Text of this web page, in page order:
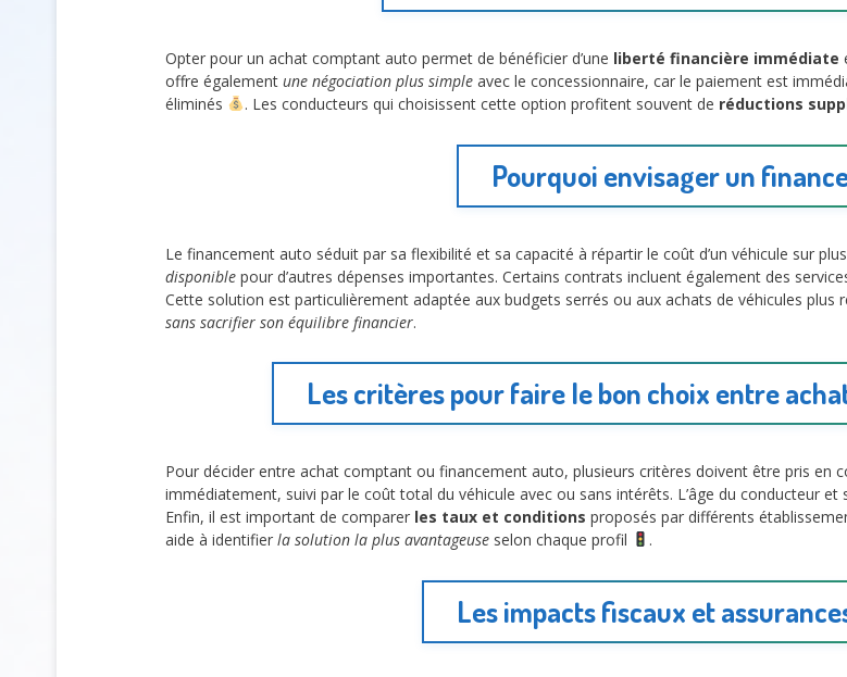
Opter pour un achat comptant auto permet de bénéficier d’une liberté financière immédiate
offre également une négociation plus simple avec le concessionnaire, car le paiement est
éliminés
. Les conducteurs qui choisissent cette option profitent souvent de réductions
Pourquoi envisager un
Le financement auto séduit par sa flexibilité et sa capacité à répartir le coût d’un véhicule sur
disponible pour d’autres dépenses importantes. Certains contrats incluent également des
Cette solution est particulièrement adaptée aux budgets serrés ou aux achats de véhicules plus
sans sacrifier son équilibre financier.
Les critères pour faire le bon choix entre
Pour décider entre achat comptant ou financement auto, plusieurs critères doivent être pris en
immédiatement, suivi par le coût total du véhicule avec ou sans intérêts. L’âge du conducteur
Enfin, il est important de comparer les taux et conditions proposés par différents
aide à identifier la solution la plus avantageuse selon chaque profil .
Les impacts fiscaux et